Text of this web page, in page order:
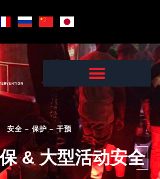
安全 – 保护 – 干预
& 大型活动安全